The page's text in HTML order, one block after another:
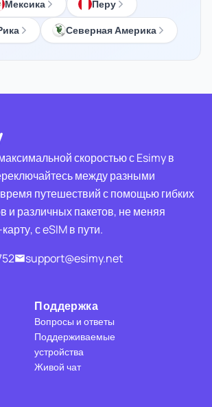
Мексика
Перу
Северная Америка
скоростью с Esimy в
между разными
путешествий с помощью гибких
и различных пакетов, не меняя
с eSIM в пути.
support@esimy.net
Поддержка
Вопросы и ответы
Поддерживаемые
устройства
Живой чат